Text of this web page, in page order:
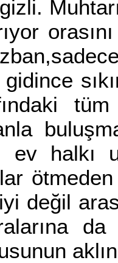
tüm
ev halkı
değil